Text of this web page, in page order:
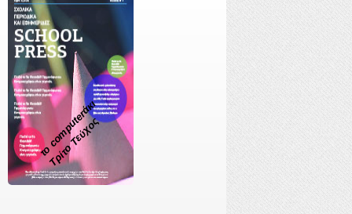
το computerάκι
Τρίτο Τεύχος